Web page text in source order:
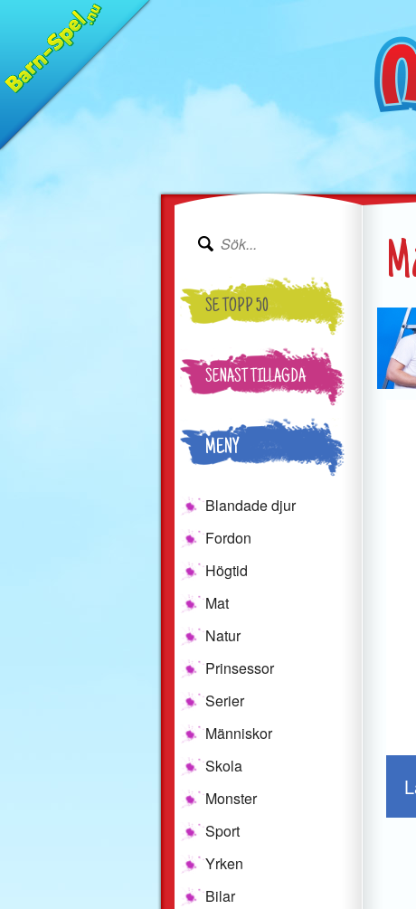
SE TOPP 50
SENAST TILLAGDA
MENY
Blandade djur
Fordon
Högtid
Mat
Natur
Prinsessor
Serier
Människor
Skola
Monster
Sport
Yrken
Bilar